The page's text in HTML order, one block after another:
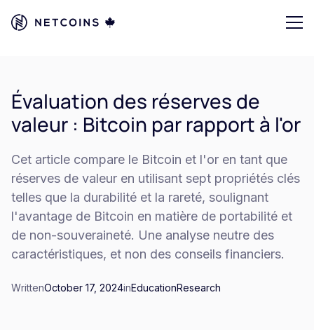
Évaluation des réserves de
valeur : Bitcoin par rapport à l'or
Cet article compare le Bitcoin et l'or en tant que
réserves de valeur en utilisant sept propriétés clés
telles que la durabilité et la rareté, soulignant
l'avantage de Bitcoin en matière de portabilité et
de non-souveraineté. Une analyse neutre des
caractéristiques, et non des conseils financiers.
WrittenOctober 17, 2024inEducationResearch